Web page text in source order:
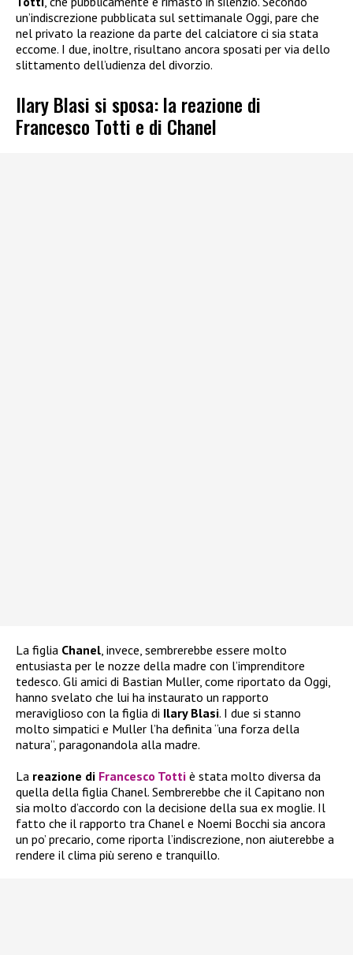
un’indiscrezione pubblicata sul settimanale Oggi, pare che
nel privato la reazione da parte del calciatore ci sia stata
eccome. I due, inoltre, risultano ancora sposati per via dello
slittamento dell’udienza del divorzio.
Ilary Blasi si sposa: la reazione di
Francesco Totti e di Chanel
La figlia Chanel, invece, sembrerebbe essere molto
entusiasta per le nozze della madre con l’imprenditore
tedesco. Gli amici di Bastian Muller, come riportato da Oggi,
hanno svelato che lui ha instaurato un rapporto
meraviglioso con la figlia di Ilary Blasi. I due si stanno
molto simpatici e Muller l’ha definita “una forza della
natura”, paragonandola alla madre.
La reazione di Francesco Totti è stata molto diversa da
quella della figlia Chanel. Sembrerebbe che il Capitano non
sia molto d’accordo con la decisione della sua ex moglie. Il
fatto che il rapporto tra Chanel e Noemi Bocchi sia ancora
un po’ precario, come riporta l’indiscrezione, non aiuterebbe a
rendere il clima più sereno e tranquillo.